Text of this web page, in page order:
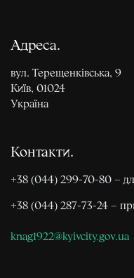
Адреса
вул. Терещенківська, 9
Київ, 01024
Україна
Контакти
+38 (044) 299-70-80 –
+38 (044) 287-73-24 –
knag1922@kyivcity.gov.ua